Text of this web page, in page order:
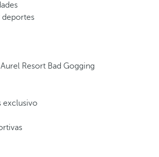
deportes
Resort Bad Gogging
exclusivo